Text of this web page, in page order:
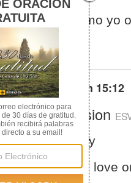
otros, así como yo
de Juan 15:12
Version
“This is my
that you love